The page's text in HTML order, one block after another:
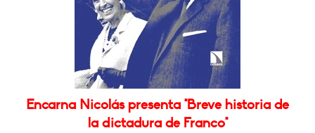
Encarna Nicolás presenta "Breve historia de
la dictadura de Franco"